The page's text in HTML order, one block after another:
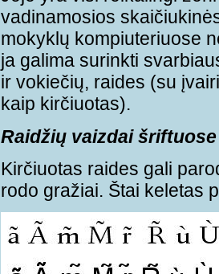
vadinamosios
mokyklų kompiuteriuose
ja galima surinkti
ir vokiečių, raides (su
kaip kirčiuotas).
Raidžių vaizdai šriftuose
Kirčiuotas raides gali
rodo gražiai. Štai keletas